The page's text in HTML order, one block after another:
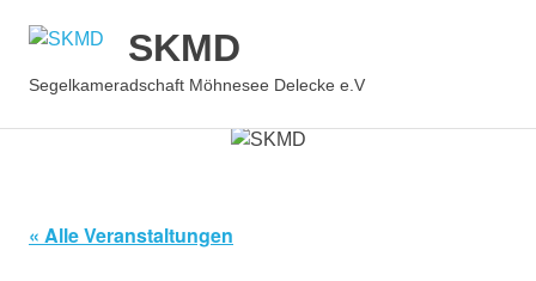
SKMD
Segelkameradschaft Möhnesee Delecke e.V
« Alle Veranstaltungen